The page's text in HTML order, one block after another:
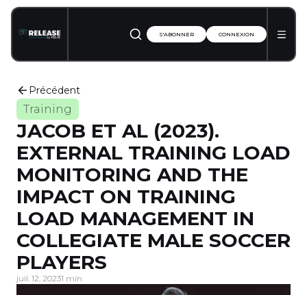
S'ABONNER CONNEXION
Précédent
Training
JACOB ET AL (2023).
EXTERNAL TRAINING LOAD
MONITORING AND THE
IMPACT ON TRAINING
LOAD MANAGEMENT IN
COLLEGIATE MALE SOCCER
PLAYERS
juil. 12, 20231 min